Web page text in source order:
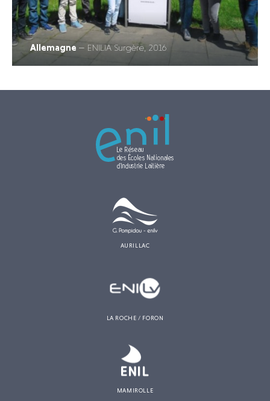
Allemagne — ENILIA Surgère, 2016
AURILLAC
LA ROCHE / FORON
MAMIROLLE